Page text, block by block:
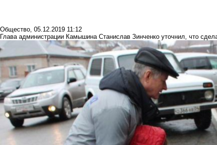
Общество, 05.12.2019 11:12
Глава администрации Камышина Станислав Зинченко уточнил, что